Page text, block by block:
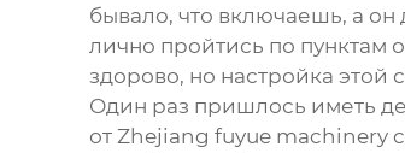
бывало, что включаешь, а он
лично пройтись по пунктам
здорово, но настройка этой
Один раз пришлось иметь
от Zhejiang fuyue machinery